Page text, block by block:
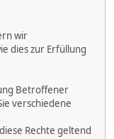
wir
dies zur Erfüllung
Betroffener
verschiedene
Rechte geltend